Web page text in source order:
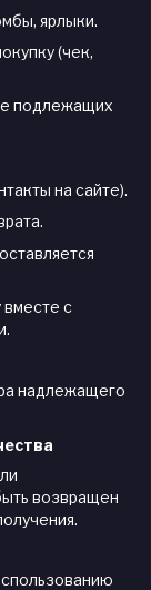
ярлыки.
(чек,
подлежащих
на сайте).
вместе с
надлежащего
возвращен